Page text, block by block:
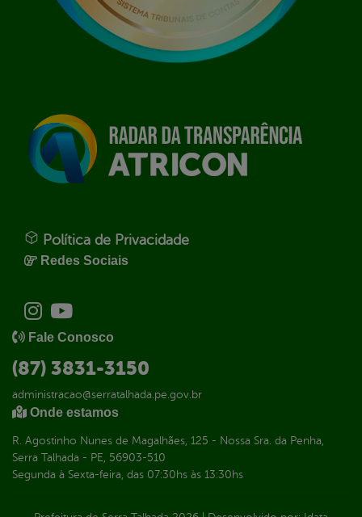
Política de Privacidade
Redes Sociais
Fale Conosco
(87) 3831-3150
administracao@serratalhada.pe.gov.br
Onde estamos
R. Agostinho Nunes de Magalhães, 125 - Nossa Sra. da Penha,
Serra Talhada - PE, 56903-510
Segunda à Sexta-feira, das 07:30hs às 13:30hs